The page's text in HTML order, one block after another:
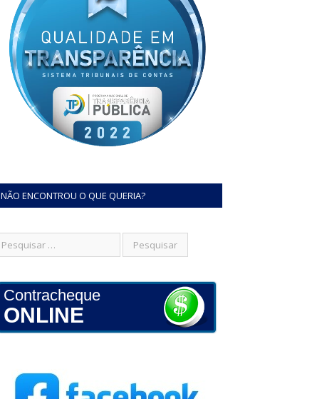
NÃO ENCONTROU O QUE QUERIA?
Contracheque
ONLINE